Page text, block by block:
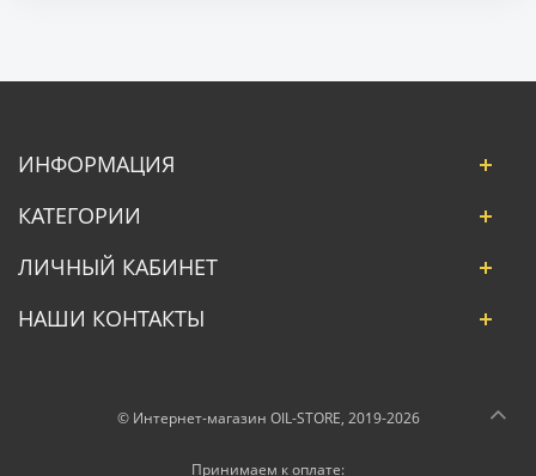
ИНФОРМАЦИЯ
КАТЕГОРИИ
ЛИЧНЫЙ КАБИНЕТ
НАШИ КОНТАКТЫ
© Интернет-магазин OIL-STORE, 2019-2026
Принимаем к оплате: